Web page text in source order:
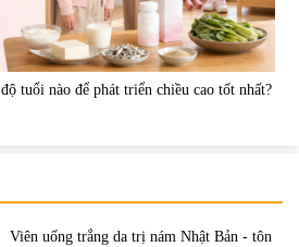
tuổi nào để phát triển chiều cao tốt nhất?
Viên uống trắng da trị nám Nhật Bản - tôn